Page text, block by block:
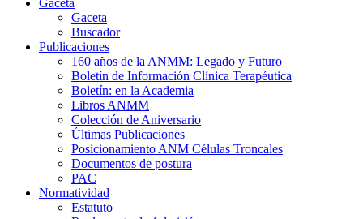
Gaceta
Buscador
Publicaciones
160 años de la ANMM: Legado y Futuro
Boletín de Información Clínica Terapéutica
Boletín: en la Academia
Libros ANMM
Colección de Aniversario
Últimas Publicaciones
Posicionamiento ANM Células Troncales
Documentos de postura
PAC
Normatividad
Estatuto